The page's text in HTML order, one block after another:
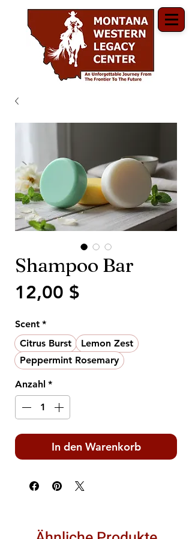
Shampoo Bar
12,00 $
Scent *
Citrus Burst
Lemon Zest
Peppermint Rosemary
Anzahl *
In den Warenkorb